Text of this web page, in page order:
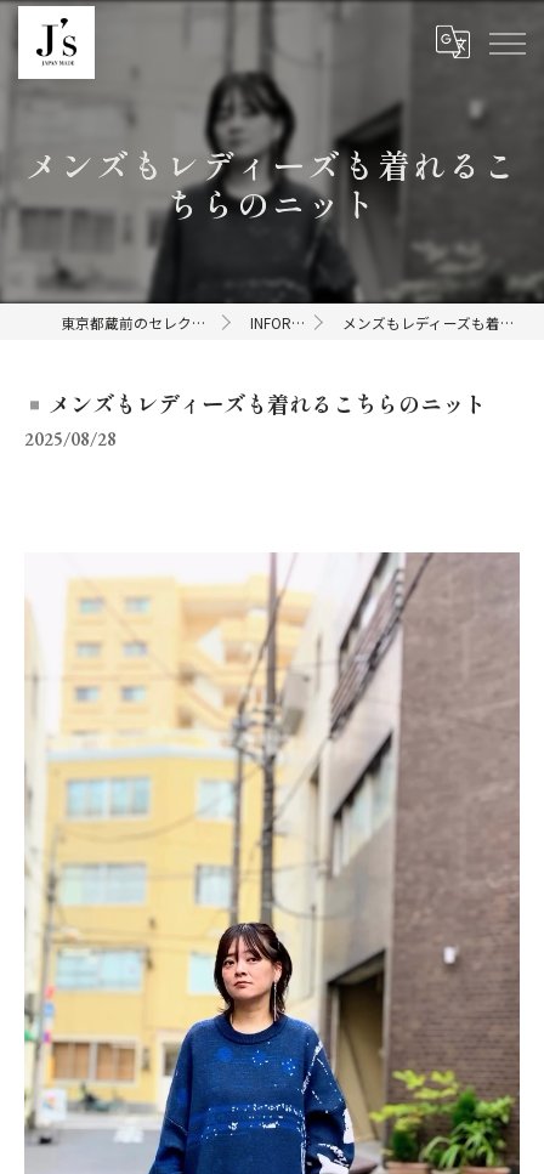
メンズもレディーズも着れるこ
ちらのニット
東京都蔵前のセレクトショップならJ's INFORMATION メンズもレディーズも着れるこちらのニット
メンズもレディーズも着れるこちらのニット
2025/08/28